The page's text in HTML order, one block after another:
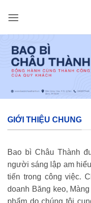
qua
GIỚI THIỆU CHUNG
Bao bì Châu Thành
người sáng lập am
tiến trong công việc.
doanh Băng keo,